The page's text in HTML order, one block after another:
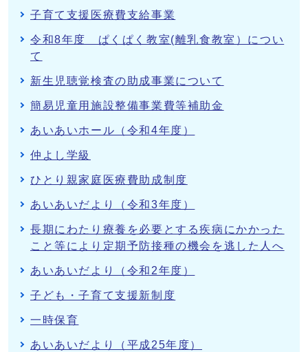
子育て支援医療費支給事業
令和8年度 ぱくぱく教室(離乳食教室）につい
て
新生児聴覚検査の助成事業について
簡易児童用施設整備事業費等補助金
あいあいホール（令和4年度）
仲よし学級
ひとり親家庭医療費助成制度
あいあいだより（令和3年度）
長期にわたり療養を必要とする疾病にかかった
こと等により定期予防接種の機会を逃した人へ
あいあいだより（令和2年度）
子ども・子育て支援新制度
一時保育
あいあいだより（平成25年度）